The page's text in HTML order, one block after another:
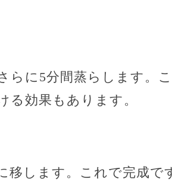
らに5分間蒸らします。
る効果もあります。
します。これで完成で